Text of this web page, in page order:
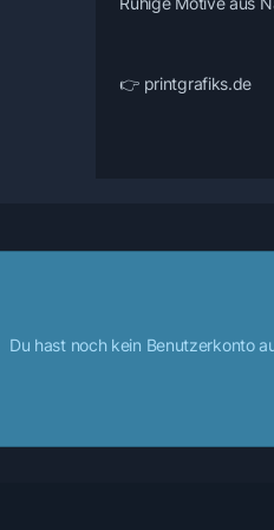
👉 printgrafiks.de
Du hast noch kein Benutzerkonto